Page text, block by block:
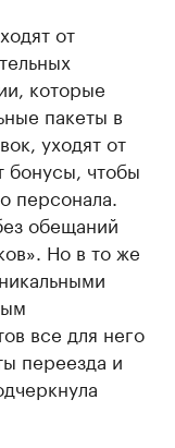
от
которые
пакеты в
уходят от
бонусы, чтобы
персонала.
обещаний
Но в то же
все для него
переезда и